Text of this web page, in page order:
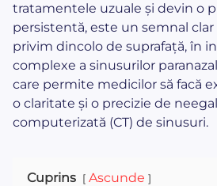
tratamentele uzuale și devin o
persistentă, este un semnal clar
privim dincolo de suprafață, în
complexe a sinusurilor
care permite medicilor să facă
o claritate și o precizie de
computerizată (CT) de sinusuri.
Cuprins
Ascunde